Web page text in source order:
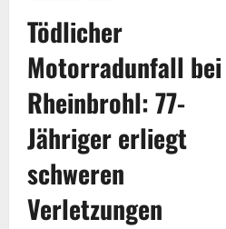
Tödlicher
Motorradunfall bei
Rheinbrohl: 77-
Jähriger erliegt
schweren
Verletzungen